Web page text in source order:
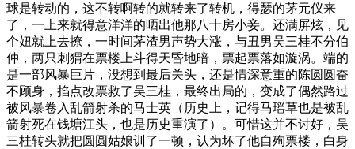
球是转动的，这不转啊转的就转来了转机，得瑟的茅元仪来
了，一上来就得意洋洋的晒出他那八十房小妾。还满屏炫，见
个妞就上去撩，一时间茅渣男声势大涨，与丑男吴三桂不分伯
仲，两只刺猬在票楼上斗得天昏地暗，票起票落如漩涡。端的
是一部风暴巨片，没想到最后关头，还是情深意重的陈圆圆奋
不顾身，掐点改票救了吴三桂，最终出局的，变成了偶然路过
被风暴卷入乱箭射杀的马士英（历史上，记得马瑶草也是被乱
箭射死在钱塘江头，也是历史重演了）。可惜这并不讨好，吴
三桂转头就把圆圆姑娘训了一顿，认为坏了他自殉票楼，白身